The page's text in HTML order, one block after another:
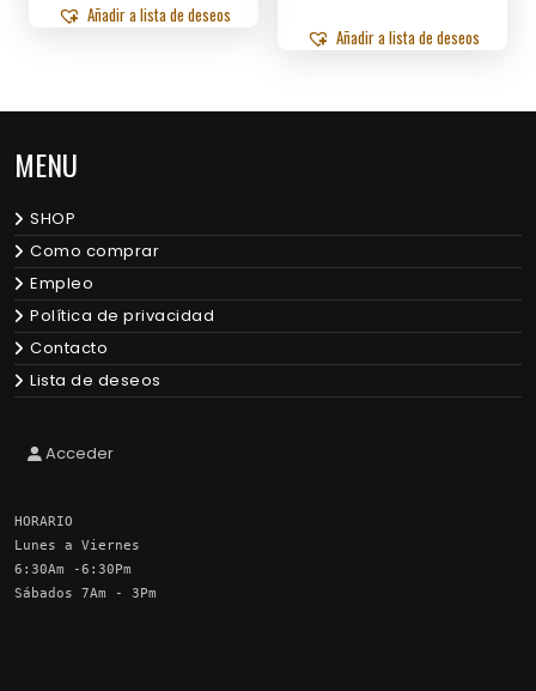
Añadir a lista de deseos
Añadir a lista de deseos
MENU
SHOP
Como comprar
Empleo
Política de privacidad
Contacto
Lista de deseos
Acceder
HORARIO
Lunes a Viernes
6:30Am -6:30Pm
Sábados 7Am - 3Pm